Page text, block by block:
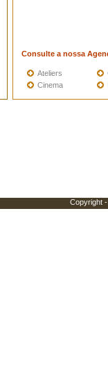
Consulte a nossa
Ateliers
Cinema
Copyright -